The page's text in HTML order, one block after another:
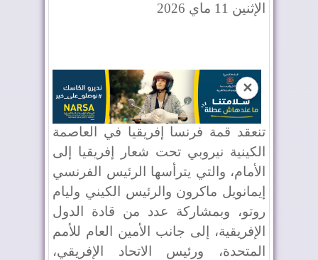
الإثنين 11 ماي 2026
✕
تنعقد قمة فرنسا إفريقيا في العاصمة
الكينية نيروبي تحت شعار إفريقيا إلى
الأمام، والتي يترأسها الرئيس الفرنسي
إيمانويل ماكرون والرئيس الكيني وليام
روتو، وبمشاركة عدد من قادة الدول
الإفريقية، إلى جانب الأمين العام للأمم
المتحدة، ورئيس الاتحاد الإفريقي،